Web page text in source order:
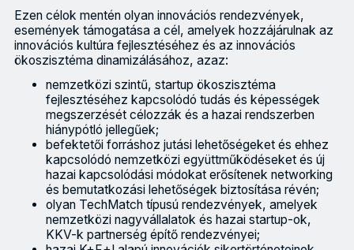
Ezen célok mentén olyan innovációs rendezvények,
események támogatása a cél, amelyek hozzájárulnak az
innovációs kultúra fejlesztéséhez és az innovációs
ökoszisztéma dinamizálásához, azaz:
nemzetközi szintű, startup ökoszisztéma
fejlesztéséhez kapcsolódó tudás és képességek
megszerzését célozzák és a hazai rendszerben
hiánypótló jellegűek;
befektetői forráshoz jutási lehetőségeket és ehhez
kapcsolódó nemzetközi együttműködéseket és új
hazai kapcsolódási módokat erősítenek networking
és bemutatkozási lehetőségek biztosítása révén;
olyan TechMatch típusú rendezvények, amelyek
nemzetközi nagyvállalatok és hazai startup-ok,
KKV-k partnerség építő rendezvényei;